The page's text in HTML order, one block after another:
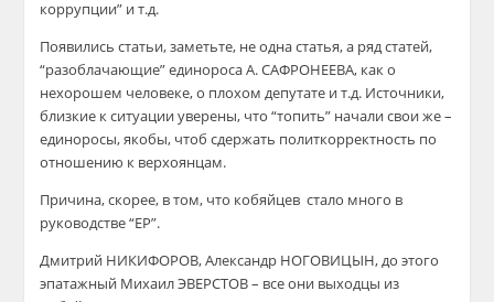
коррупции” и т.д.
Появились статьи, заметьте, не одна статья, а ряд статей,
“разоблачающие” единороса А. САФРОНЕЕВА, как о
нехорошем человеке, о плохом депутате и т.д. Источники,
близкие к ситуации уверены, что “топить” начали свои же –
единоросы, якобы, чтоб сдержать политкорректность по
отношению к верхоянцам.
Причина, скорее, в том, что кобяйцев стало много в
руководстве “ЕР”.
Дмитрий НИКИФОРОВ, Александр НОГОВИЦЫН, до этого
эпатажный Михаил ЭВЕРСТОВ – все они выходцы из